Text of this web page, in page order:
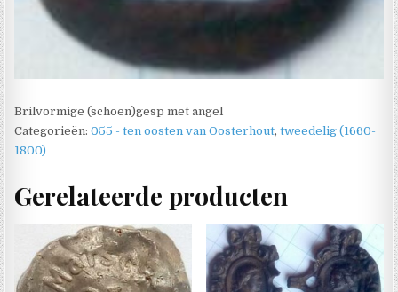
Brilvormige (schoen)gesp met angel
Categorieën:055 - ten oosten van Oosterhout,tweedelig (1660-
1800)
Gerelateerde producten